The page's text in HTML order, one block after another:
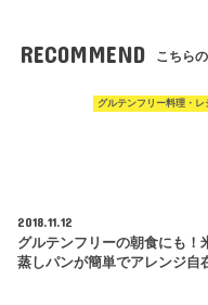
RECOMMEND こちら
グルテンフリー料理・レ
2018.11.12
グルテンフリーの朝食にも！
蒸しパンが簡単でアレンジ自